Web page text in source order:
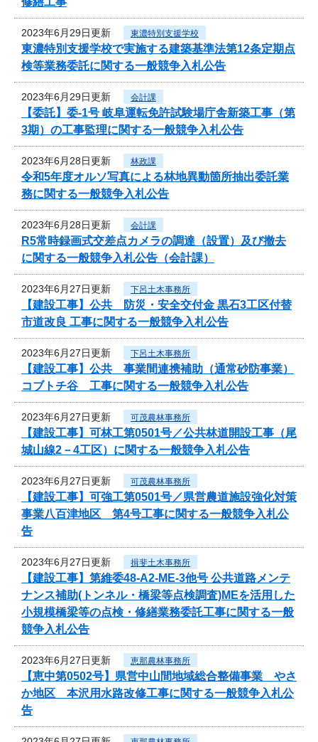
2023年6月29日更新 東濃特別支援学校
東濃特別支援学校で実施する建築基準法第12条定期点
検等業務委託に関する一般競争入札公告
2023年6月29日更新 会計課
【委託】委-1号 岐阜運転免許試験場庁舎新築工事（第
3期）の工事監理に関する一般競争入札公告
2023年6月28日更新 林政課
令和5年度オルソ写真による林地異動箇所抽出委託業
務に関する一般競争入札公告
2023年6月28日更新 会計課
R5常時録画式交差点カメラの調達（設置）及び撤去
に関する一般競争入札公告（会計課）
2023年6月27日更新 下呂土木事務所
【建設工事】公共 防災・安全交付金 黒石3工区付替
市道改良 工事に関する一般競争入札公告
2023年6月27日更新 下呂土木事務所
【建設工事】公共 事業間連携補助（通常砂防事業）
コブトチ谷 工事に関する一般競争入札公告
2023年6月27日更新 可茂農林事務所
【建設工事】可林工第0501号／公共林道開設工事（尾
城山線2－4工区）に関する一般競争入札公告
2023年6月27日更新 可茂農林事務所
【建設工事】可強工第0501号／県営農道施設強化対策
事業八百津地区 第4号工事に関する一般競争入札公
告
2023年6月27日更新 揖斐土木事務所
【建設工事】第維委48-A2-ME-3他号 公共道路メンテ
ナンス補助(トンネル・橋梁等点検調査)MEを活用した
小規模橋梁等の点検・修繕業務委託工事に関する一般
競争入札公告
2023年6月27日更新 恵那農林事務所
【恵中第0502号】県営中山間地域総合整備事業 やさ
か地区 本沢用水路改修工事に関する一般競争入札公
告